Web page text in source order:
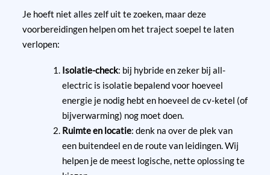
Je hoeft niet alles zelf uit te zoeken, maar deze
voorbereidingen helpen om het traject soepel te laten
verlopen:
Isolatie-check: bij hybride en zeker bij all-
electric is isolatie bepalend voor hoeveel
energie je nodig hebt en hoeveel de cv-ketel (of
bijverwarming) nog moet doen.
Ruimte en locatie: denk na over de plek van
een buitendeel en de route van leidingen. Wij
helpen je de meest logische, nette oplossing te